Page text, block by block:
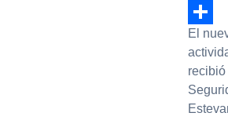
Email
El